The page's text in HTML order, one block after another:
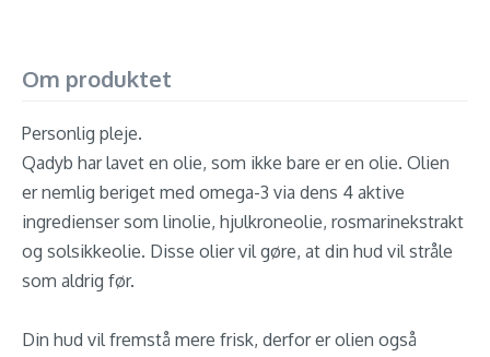
Om produktet
Personlig pleje.
Qadyb har lavet en olie, som ikke bare er en olie. Olien
er nemlig beriget med omega-3 via dens 4 aktive
ingredienser som linolie, hjulkroneolie, rosmarinekstrakt
og solsikkeolie. Disse olier vil gøre, at din hud vil stråle
som aldrig før.
Din hud vil fremstå mere frisk, derfor er olien også